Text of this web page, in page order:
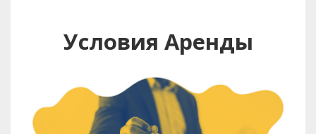
Условия Аренды